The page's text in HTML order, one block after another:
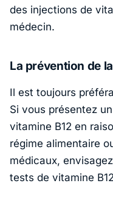
des injections de
médecin.
La prévention de
Il est toujours
Si vous présentez
vitamine B12 en
régime alimentaire
médicaux,
tests de vitamine